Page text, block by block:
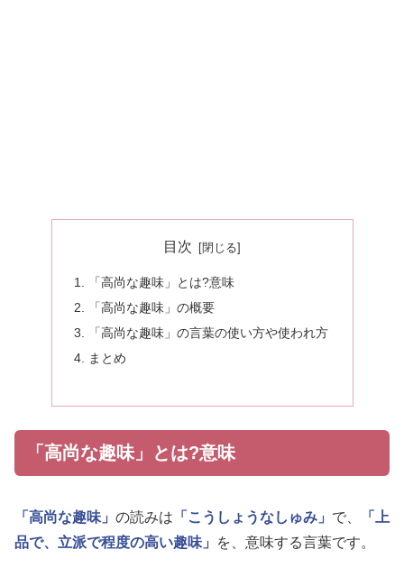
目次
「高尚な趣味」とは?意味
「高尚な趣味」の概要
「高尚な趣味」の言葉の使い方や使われ方
まとめ
「高尚な趣味」とは?意味
「高尚な趣味」 の読みは 「こうしょうなしゅみ」 で、
「上
品で、立派で程度の高い趣味」
を、意味する言葉です。